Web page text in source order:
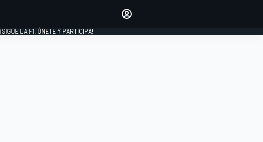
¡SIGUE LA F1, ÚNETE Y PARTICIPA!